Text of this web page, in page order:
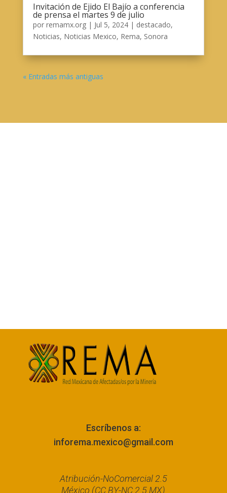
Invitación de Ejido El Bajío a conferencia
de prensa el martes 9 de julio
por remamx.org| Jul 5, 2024| destacado,
Noticias, Noticias Mexico, Rema, Sonora
« Entradas más antiguas
Escríbenos a:
inforema.mexico@gmail.com
Atribución-NoComercial 2.5
México (CC BY-NC 2.5 MX)